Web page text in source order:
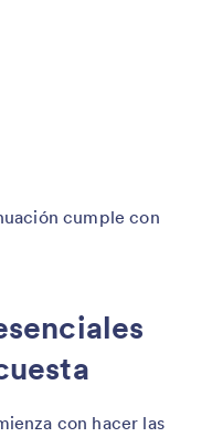
cumple con
con hacer las